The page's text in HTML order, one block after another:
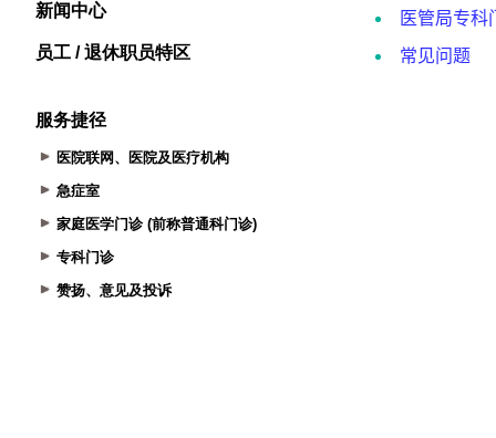
新闻中心
员工 / 退休职员特区
服务捷径
医院联网、医院及医疗机构
急症室
家庭医学门诊 (前称普通科门诊)
专科门诊
赞扬、意见及投诉